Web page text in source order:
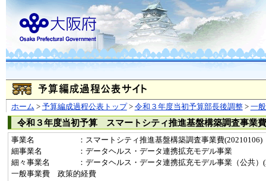
ホーム > 予算編成過程公表トップ> 令和３年度当初予算部長後調整> 一
令和３年度当初予算 スマートシティ推進基盤構築調査事業費
事業名
：スマートシティ推進基盤構築調査事業費(20210106)
細事業名
：データヘルス・データ連携拡充モデル事業
細々事業名
：データヘルス・データ連携拡充モデル事業（公共）
一般事業費 政策的経費